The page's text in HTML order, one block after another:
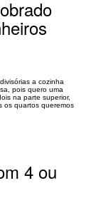
a cozinha
pois quero uma
na parte superior,
os quartos queremos
4 ou